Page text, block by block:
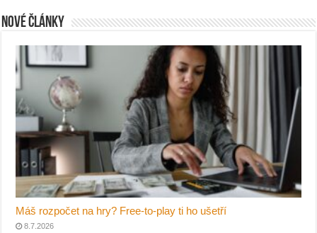
Nové články
Máš rozpočet na hry? Free-to-play ti ho ušetří
8.7.2026